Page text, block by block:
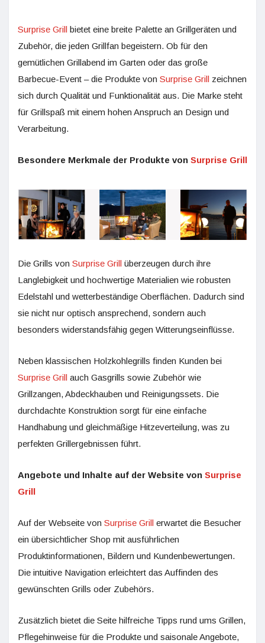
Surprise Grill bietet eine breite Palette an Grillgeräten und
Zubehör, die jeden Grillfan begeistern. Ob für den
gemütlichen Grillabend im Garten oder das große
Barbecue-Event – die Produkte von Surprise Grill zeichnen
sich durch Qualität und Funktionalität aus. Die Marke steht
für Grillspaß mit einem hohen Anspruch an Design und
Verarbeitung.
Besondere Merkmale der Produkte von Surprise Grill
Die Grills von Surprise Grill überzeugen durch ihre
Langlebigkeit und hochwertige Materialien wie robusten
Edelstahl und wetterbeständige Oberflächen. Dadurch sind
sie nicht nur optisch ansprechend, sondern auch
besonders widerstandsfähig gegen Witterungseinflüsse.
Neben klassischen Holzkohlegrills finden Kunden bei
Surprise Grill auch Gasgrills sowie Zubehör wie
Grillzangen, Abdeckhauben und Reinigungssets. Die
durchdachte Konstruktion sorgt für eine einfache
Handhabung und gleichmäßige Hitzeverteilung, was zu
perfekten Grillergebnissen führt.
Angebote und Inhalte auf der Website von Surprise
Grill
Auf der Webseite von Surprise Grill erwartet die Besucher
ein übersichtlicher Shop mit ausführlichen
Produktinformationen, Bildern und Kundenbewertungen.
Die intuitive Navigation erleichtert das Auffinden des
gewünschten Grills oder Zubehörs.
Zusätzlich bietet die Seite hilfreiche Tipps rund ums Grillen,
Pflegehinweise für die Produkte und saisonale Angebote,